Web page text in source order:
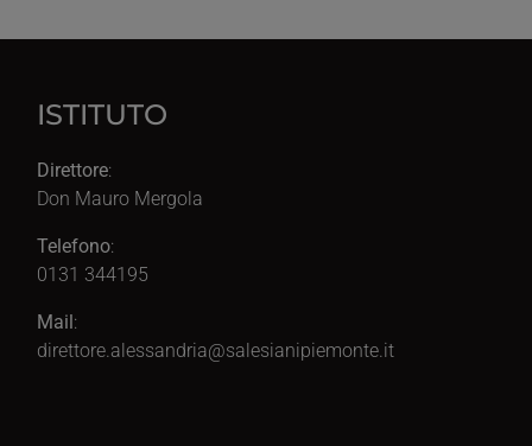
ISTITUTO
Direttore:
Don Mauro Mergola
Telefono:
0131 344195
Mail:
direttore.alessandria@salesianipiemonte.it